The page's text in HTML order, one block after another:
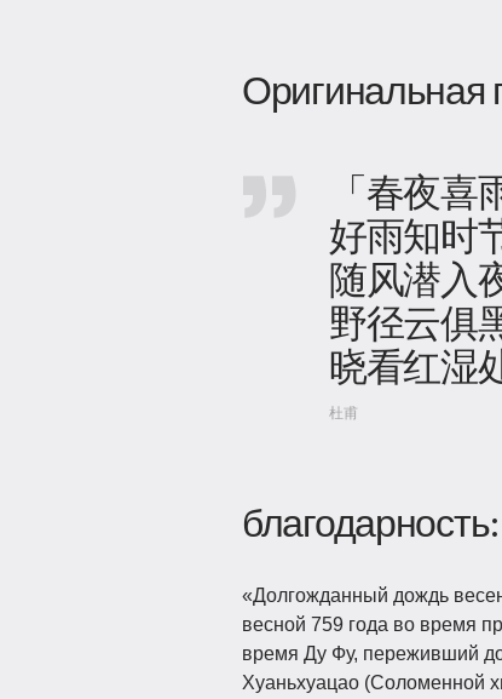
Оригинальная
「春夜喜
好雨知时
随风潜入
野径云俱
晓看红湿
杜甫
благодарность:
«Долгожданный дождь
весной 759 года во время
время Ду Фу, переживший
Хуаньхуацао (Соломенной